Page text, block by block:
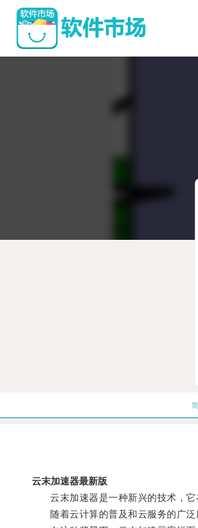
云末加速器最新版
云末加速器是一种新兴的技术，它
随着云计算的普及和云服务的广泛